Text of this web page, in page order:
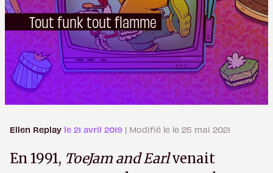
Tout funk tout flamme
Ellen Replay le 21 avril 2019 | Modifié le le 25 mai 2021
En 1991, ToeJam and Earlvenait